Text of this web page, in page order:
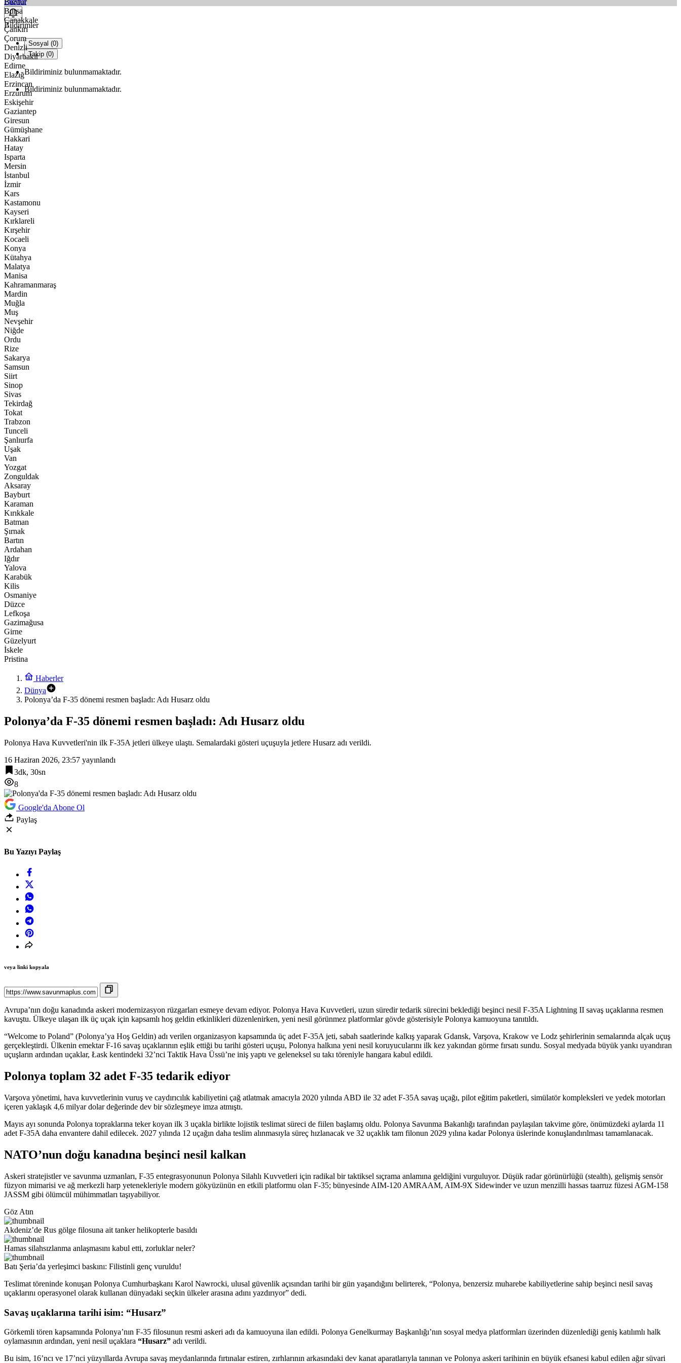
Bildirimler
Sosyal (0)
Takip (0)
Bildiriminiz bulunmamaktadır.
Bildiriminiz bulunmamaktadır.
Burdur
Bursa
Çanakkale
Çankırı
Çorum
Denizli
Diyarbakır
Edirne
Elazığ
Erzincan
Erzurum
Eskişehir
Gaziantep
Giresun
Gümüşhane
Hakkari
Hatay
Isparta
Mersin
İstanbul
İzmir
Kars
Kastamonu
Kayseri
Kırklareli
Kırşehir
Kocaeli
Konya
Kütahya
Malatya
Manisa
Kahramanmaraş
Mardin
Muğla
Muş
Nevşehir
Niğde
Ordu
Rize
Sakarya
Samsun
Siirt
Sinop
Sivas
Tekirdağ
Tokat
Trabzon
Tunceli
Şanlıurfa
Uşak
Van
Yozgat
Zonguldak
Aksaray
Bayburt
Karaman
Kırıkkale
Batman
Şırnak
Bartın
Ardahan
Iğdır
Yalova
Karabük
Kilis
Osmaniye
Düzce
Lefkoşa
Gazimağusa
Girne
Güzelyurt
İskele
Pristina
Haberler
Dünya
Polonya’da F-35 dönemi resmen başladı: Adı Husarz oldu
Polonya’da F-35 dönemi resmen başladı: Adı Husarz oldu
Polonya Hava Kuvvetleri'nin ilk F-35A jetleri ülkeye ulaştı. Semalardaki gösteri uçuşuyla jetlere Husarz adı verildi.
16 Haziran 2026, 23:57 yayınlandı
3dk, 30sn
8
Google'da Abone Ol
Paylaş
Bu Yazıyı Paylaş
veya linki kopyala
Avrupa’nın doğu kanadında askeri modernizasyon rüzgarları esmeye devam ediyor. Polonya Hava Kuvvetleri, uzun süredir tedarik sürecini beklediği beşinci nesil F-35A Lightning II savaş uçaklarına resmen
kavuştu. Ülkeye ulaşan ilk üç uçak için kapsamlı hoş geldin etkinlikleri düzenlenirken, yeni nesil görünmez platformlar gövde gösterisiyle Polonya kamuoyuna tanıtıldı.
“Welcome to Poland” (Polonya’ya Hoş Geldin) adı verilen organizasyon kapsamında üç adet F-35A jeti, sabah saatlerinde kalkış yaparak Gdansk, Varşova, Krakow ve Lodz şehirlerinin semalarında alçak uçuş
gerçekleştirdi. Ülkenin emektar F-16 savaş uçaklarının eşlik ettiği bu tarihi gösteri uçuşu, Polonya halkına yeni nesil koruyucularını ilk kez yakından görme fırsatı sundu. Sosyal medyada büyük yankı uyandıran
uçuşların ardından uçaklar, Łask kentindeki 32’nci Taktik Hava Üssü’ne iniş yaptı ve geleneksel su takı töreniyle hangara kabul edildi.
Polonya toplam 32 adet F-35 tedarik ediyor
Varşova yönetimi, hava kuvvetlerinin vuruş ve caydırıcılık kabiliyetini çağ atlatmak amacıyla 2020 yılında ABD ile 32 adet F-35A savaş uçağı, pilot eğitim paketleri, simülatör kompleksleri ve yedek motorları
içeren yaklaşık 4,6 milyar dolar değerinde dev bir sözleşmeye imza atmıştı.
Mayıs ayı sonunda Polonya topraklarına teker koyan ilk 3 uçakla birlikte lojistik teslimat süreci de fiilen başlamış oldu. Polonya Savunma Bakanlığı tarafından paylaşılan takvime göre, önümüzdeki aylarda 11
adet F-35A daha envantere dahil edilecek. 2027 yılında 12 uçağın daha teslim alınmasıyla süreç hızlanacak ve 32 uçaklık tam filonun 2029 yılına kadar Polonya üslerinde konuşlandırılması tamamlanacak.
NATO’nun doğu kanadına beşinci nesil kalkan
Askeri stratejistler ve savunma uzmanları, F-35 entegrasyonunun Polonya Silahlı Kuvvetleri için radikal bir taktiksel sıçrama anlamına geldiğini vurguluyor. Düşük radar görünürlüğü (stealth), gelişmiş sensör
füzyon mimarisi ve ağ merkezli harp yetenekleriyle modern gökyüzünün en etkili platformu olan F-35; bünyesinde AIM-120 AMRAAM, AIM-9X Sidewinder ve uzun menzilli hassas taarruz füzesi AGM-158
JASSM gibi ölümcül mühimmatları taşıyabiliyor.
Göz Atın
Akdeniz’de Rus gölge filosuna ait tanker helikopterle basıldı
Hamas silahsızlanma anlaşmasını kabul etti, zorluklar neler?
Batı Şeria’da yerleşimci baskını: Filistinli genç vuruldu!
Teslimat töreninde konuşan Polonya Cumhurbaşkanı Karol Nawrocki, ulusal güvenlik açısından tarihi bir gün yaşandığını belirterek, “Polonya, benzersiz muharebe kabiliyetlerine sahip beşinci nesil savaş
uçaklarını operasyonel olarak kullanan dünyadaki seçkin ülkeler arasına adını yazdırıyor” dedi.
Savaş uçaklarına tarihi isim: “Husarz”
Görkemli tören kapsamında Polonya’nın F-35 filosunun resmi askeri adı da kamuoyuna ilan edildi. Polonya Genelkurmay Başkanlığı’nın sosyal medya platformları üzerinden düzenlediği geniş katılımlı halk
oylamasının ardından, yeni nesil uçaklara “Husarz” adı verildi.
Bu isim, 16’ncı ve 17’nci yüzyıllarda Avrupa savaş meydanlarında fırtınalar estiren, zırhlarının arkasındaki dev kanat aparatlarıyla tanınan ve Polonya askeri tarihinin en büyük efsanesi kabul edilen ağır süvari